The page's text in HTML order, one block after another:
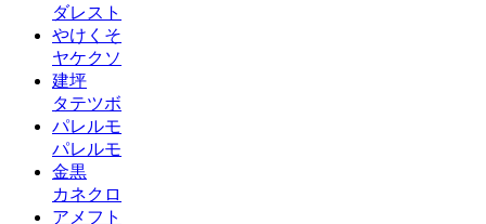
ダレスト
やけくそ
ヤケクソ
建坪
タテツボ
パレルモ
パレルモ
金黒
カネクロ
アメフト